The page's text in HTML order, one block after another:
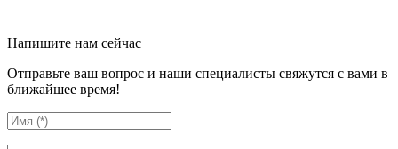
Напишите нам сейчас
Отправьте ваш вопрос и наши специалисты свяжутся с вами в
ближайшее время!